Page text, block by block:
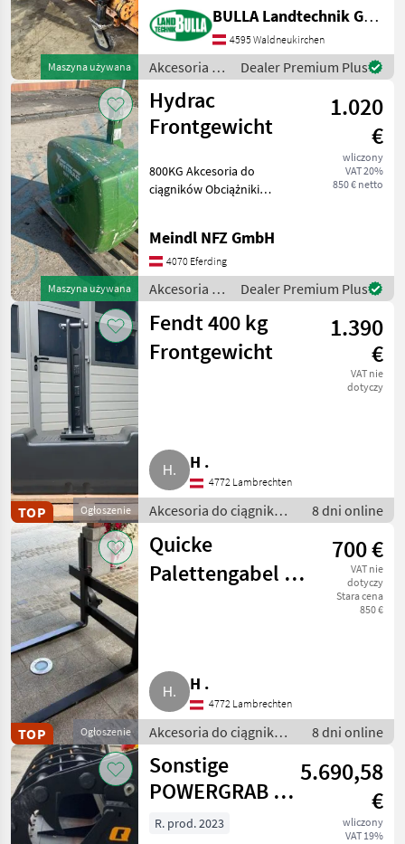
Maszyna używana
Anbauplatte + Hakenmaß
Mitte Mitte 50 cm
Zawieszenie: Płyta,
Krawędzie tnące: Stalowe
krawę
BULLA Landtechnik GmbH
4595 Waldneukirchen
Akcesoria do
ciągników /
Hydrac
Dealer Premium Plus
Maszyna używana
Hydrac
Frontgewicht
1.020
€
wliczony
VAT 20%
850 € netto
800KG Akcesoria do
ciągników Obciążniki
Meindl NFZ GmbH
4070 Eferding
Akcesoria do
ciągników /
Hydrac
Dealer Premium Plus
Ogłoszenie
TOP
Fendt 400 kg
Frontgewicht
1.390
€
VAT nie
dotyczy
H .
4772 Lambrechten
Akcesoria do ciągników
/ Obciążniki przednie
8 dni online
Ogłoszenie
TOP
Quicke
Palettengabel M
700 €
VAT nie
dotyczy
Stara cena
850 €
H .
4772 Lambrechten
Akcesoria do ciągników
/ Ładowacze czołowe
8 dni online
Sonstige
POWERGRAB M+
220 # 144
5.690,58
€
wliczony
VAT 19%
R. prod. 2023